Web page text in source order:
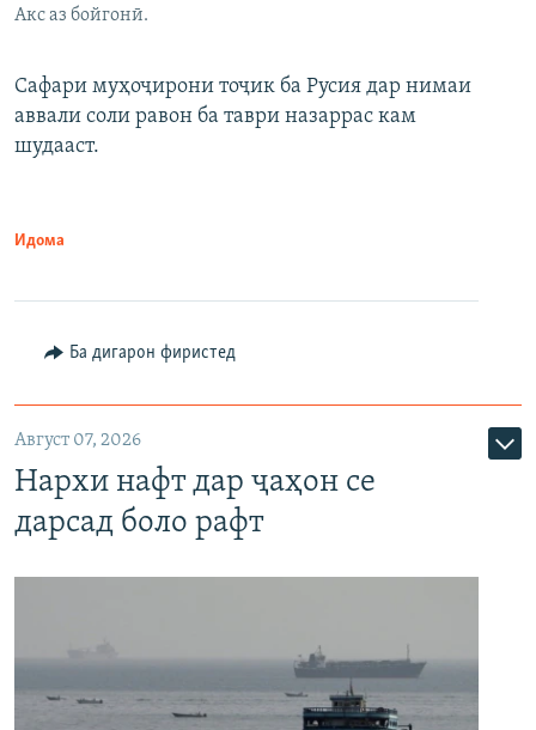
Акс аз бойгонӣ.
Сафари муҳоҷирони тоҷик ба Русия дар нимаи
аввали соли равон ба таври назаррас кам
шудааст.
Идома
Ба дигарон фиристед
Август 07, 2026
Нархи нафт дар ҷаҳон се
дарсад боло рафт